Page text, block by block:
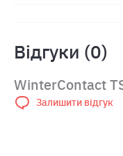
Відгуки (0)
WinterContact
Залишити відгук